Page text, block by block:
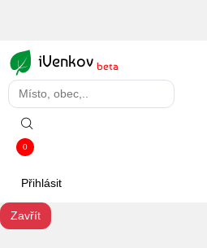
iVenkov beta
0
Přihlásit
Zavřít